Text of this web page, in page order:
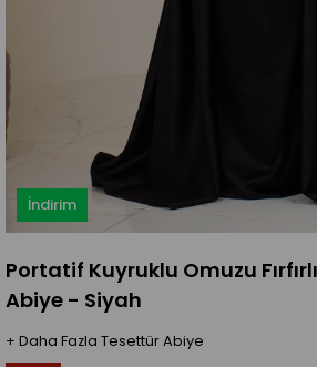
İndirim
Portatif Kuyruklu Omuzu
Abiye - Siyah
+ Daha Fazla Tesettür Abiye